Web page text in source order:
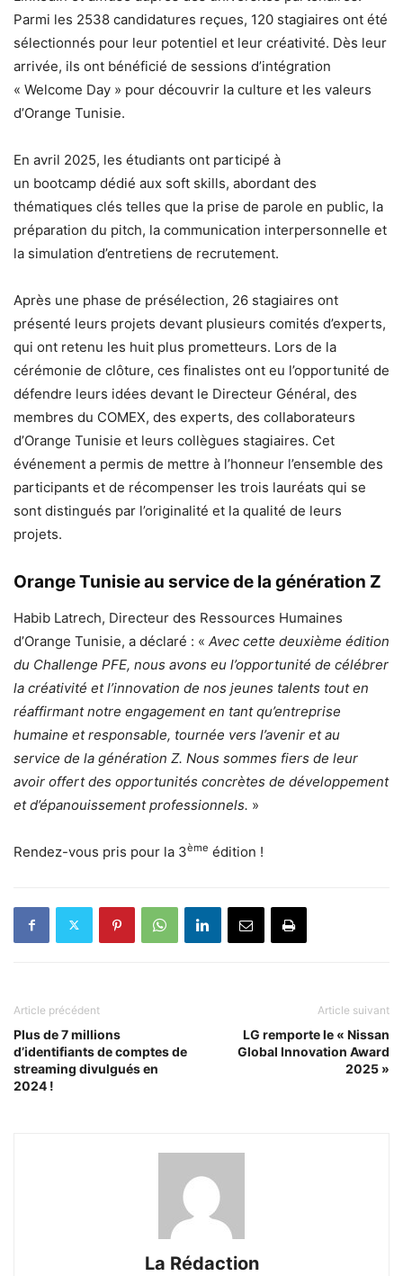
Parmi les 2538 candidatures reçues, 120 stagiaires ont été
sélectionnés pour leur potentiel et leur créativité. Dès leur
arrivée, ils ont bénéficié de sessions d’intégration
« Welcome Day » pour découvrir la culture et les valeurs
d’Orange Tunisie.
En avril 2025, les étudiants ont participé à
un bootcamp dédié aux soft skills, abordant des
thématiques clés telles que la prise de parole en public, la
préparation du pitch, la communication interpersonnelle et
la simulation d’entretiens de recrutement.
Après une phase de présélection, 26 stagiaires ont
présenté leurs projets devant plusieurs comités d’experts,
qui ont retenu les huit plus prometteurs. Lors de la
cérémonie de clôture, ces finalistes ont eu l’opportunité de
défendre leurs idées devant le Directeur Général, des
membres du COMEX, des experts, des collaborateurs
d’Orange Tunisie et leurs collègues stagiaires. Cet
événement a permis de mettre à l’honneur l’ensemble des
participants et de récompenser les trois lauréats qui se
sont distingués par l’originalité et la qualité de leurs
projets.
Orange Tunisie au service de la génération Z
Habib Latrech, Directeur des Ressources Humaines
d’Orange Tunisie, a déclaré : « Avec cette deuxième édition
du Challenge PFE, nous avons eu l’opportunité de célébrer
la créativité et l’innovation de nos jeunes talents tout en
réaffirmant notre engagement en tant qu’entreprise
humaine et responsable, tournée vers l’avenir et au
service de la génération Z. Nous sommes fiers de leur
avoir offert des opportunités concrètes de développement
et d’épanouissement professionnels. »
Rendez-vous pris pour la 3ème édition !
Article précédent
Plus de 7 millions
d’identifiants de comptes de
streaming divulgués en
2024 !
Article suivant
LG remporte le « Nissan
Global Innovation Award
2025 »
La Rédaction